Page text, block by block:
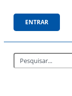
ENTRAR